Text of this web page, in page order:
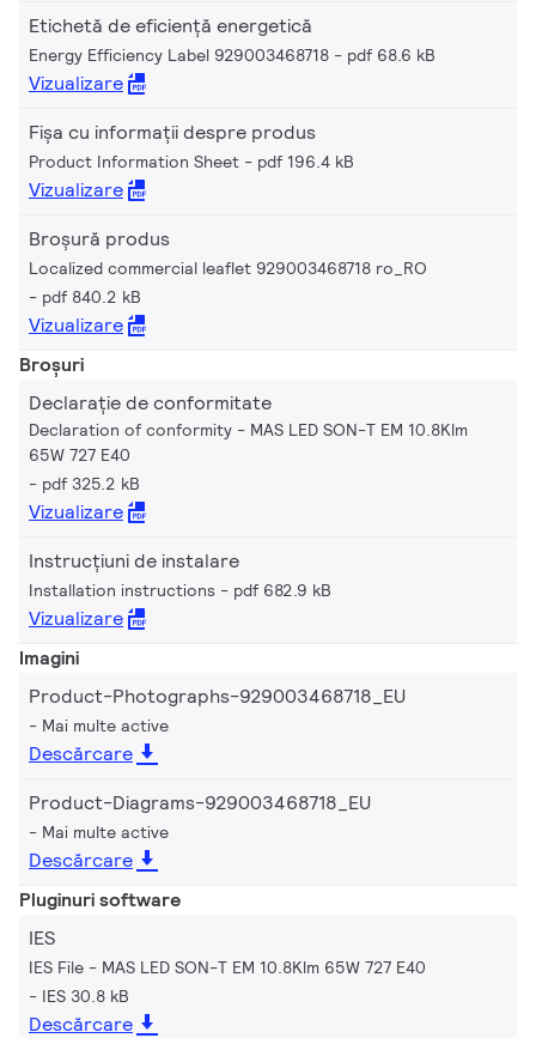
Etichetă de eficiență energetică
Energy Efficiency Label 929003468718 pdf 68.6 kB
Vizualizare
Fișa cu informații despre produs
Product Information Sheet pdf 196.4 kB
Vizualizare
Broșură produs
Localized commercial leaflet 929003468718 ro_RO
pdf 840.2 kB
Vizualizare
Broșuri
Declarație de conformitate
Declaration of conformity - MAS LED SON-T EM 10.8Klm
65W 727 E40
pdf 325.2 kB
Vizualizare
Instrucțiuni de instalare
Installation instructions pdf 682.9 kB
Vizualizare
Imagini
Product-Photographs-929003468718_EU
Mai multe active
Descărcare
Product-Diagrams-929003468718_EU
Mai multe active
Descărcare
Pluginuri software
IES
IES File - MAS LED SON-T EM 10.8Klm 65W 727 E40
IES 30.8 kB
Descărcare